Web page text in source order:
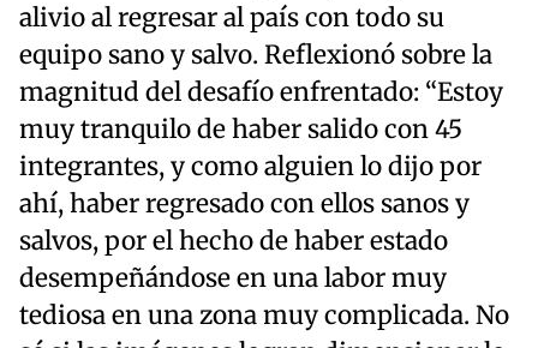
alivio al regresar al país con todo su
equipo sano y salvo. Reflexionó sobre la
magnitud del desafío enfrentado: “Estoy
muy tranquilo de haber salido con 45
integrantes, y como alguien lo dijo por
ahí, haber regresado con ellos sanos y
salvos, por el hecho de haber estado
desempeñándose en una labor muy
tediosa en una zona muy complicada. No